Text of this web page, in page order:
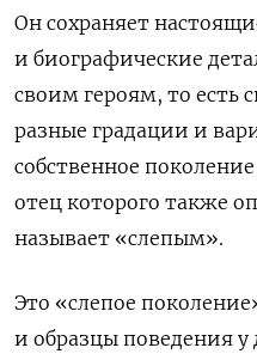
Он сохраняет
и биографические
своим героям, то есть
разные градации и
собственное
отец которого также
называет «слепым».
Это «слепое
и образцы поведения